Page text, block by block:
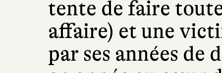
tente de faire
affaire) et une
par ses années de